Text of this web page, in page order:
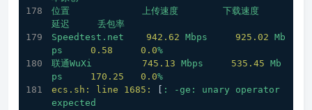
位置
上传速度
下载速度
延迟
丢包率
Speedtest.net
942.62 Mbps 925.02 Mb
ps
0.58 0.0%
联通WuXi
745.13 Mbps 535.45 Mb
ps
170.25 0.0%
ecs.sh: line 1685:
: -ge: unary
operator
expected